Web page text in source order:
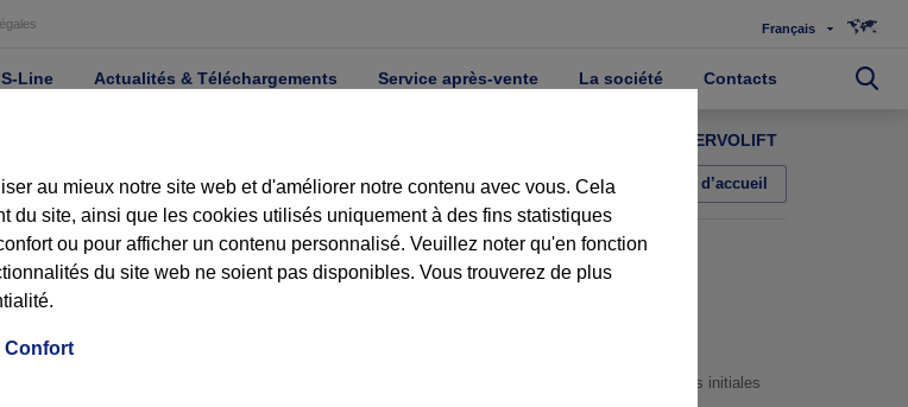
au mieux notre site web et d'améliorer notre contenu avec vous. Cela
du site, ainsi que les cookies utilisés uniquement à des fins statistiques
ou pour afficher un contenu personnalisé. Veuillez noter qu'en fonction
du site web ne soient pas disponibles. Vous trouverez de plus
Confort
Français
S-Line Actualités & Téléchargements Service après-vente La société Contacts
mySERVOLIFT
Retour à la page d’accueil
dosage exact des matériaux bruts lors la préparation de la charge ou pour redonner leurs propriétés initiales